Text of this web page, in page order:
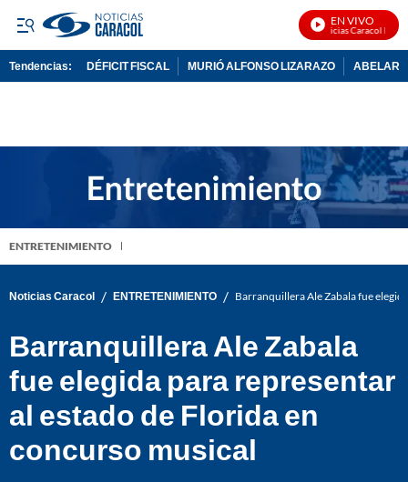
EN VIVO
Noticias Caracol En
Tendencias: DÉFICIT FISCAL MURIÓ ALFONSO LIZARAZO
ENTRETENIMIENTO
Noticias Caracol / ENTRETENIMIENTO / Barranquillera Ale Zabala fue
Barranquillera Ale Zabala
fue elegida para representar
al estado de Florida en
concurso musical